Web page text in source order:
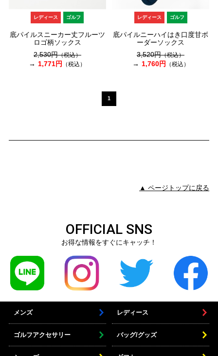
レディース ゴルフ
底パイルスニーカー丈フルーツ
ロゴ柄ソックス
2,530円（税込）
1,771円 （税込）
レディース ゴルフ
底パイルニーハイはき口度甘ボ
ーダーソックス
3,520円（税込）
1,760円 （税込）
1
▲ ページトップに戻る
OFFICIAL SNS
お得な情報をすぐにキャッチ！
メンズ レディース
ゴルフアクセサリー バッグ/グッズ